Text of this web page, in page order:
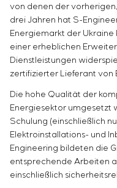
Outsourcing
Individuelle
anschließender
Anforderungen an
Entwicklung
Steuerungsobjekten
Entwicklung
und garantierte
Inbetriebnahme vor
Entwicklung von
Schrankfilter
Übergangsklappen
von denen der
drei Jahren hat S-
Energiemarkt der Ukraine
einer erheblichen
Dienstleistungen
zertifizierter Lieferant von
Die hohe Qualität der
Energiesektor umgesetzt
Schulung (einschließlich
Elektroinstallations- und
Engineering bildeten die
entsprechende Arbeiten
einschließlich